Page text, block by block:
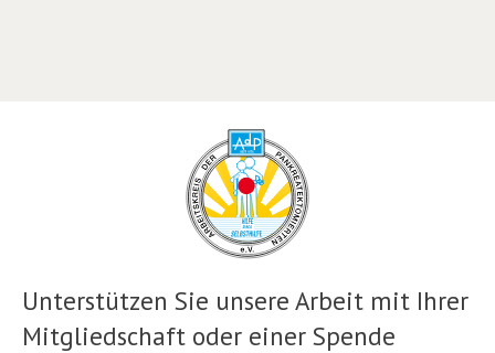
Unterstützen Sie unsere Arbeit mit Ihrer
Mitgliedschaft oder einer Spende